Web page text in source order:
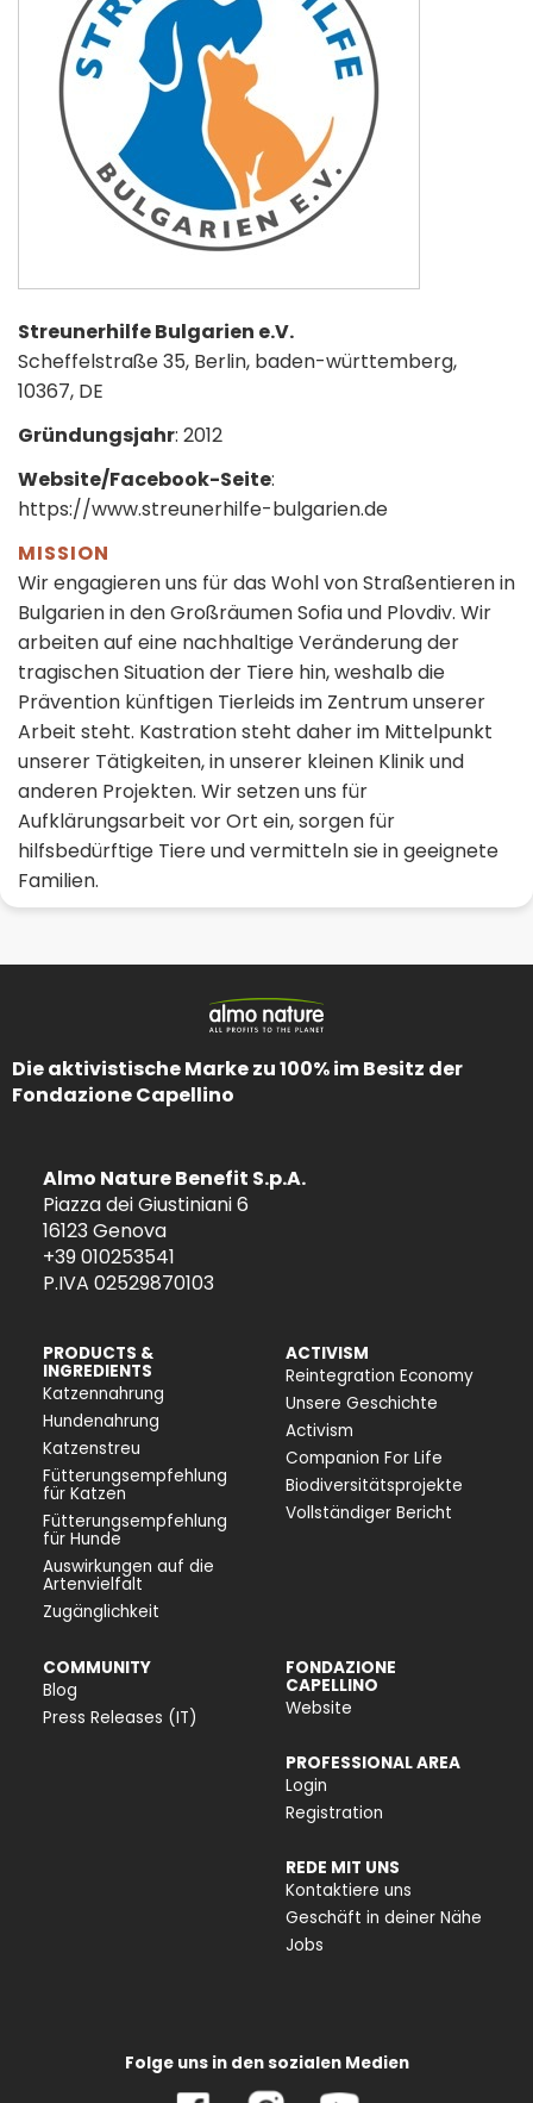
Streunerhilfe Bulgarien e.V.
Scheffelstraße 35, Berlin, baden-württemberg,
10367, DE
Gründungsjahr: 2012
Website/Facebook-Seite:
https://www.streunerhilfe-bulgarien.de
MISSION
Wir engagieren uns für das Wohl von Straßentieren in
Bulgarien in den Großräumen Sofia und Plovdiv. Wir
arbeiten auf eine nachhaltige Veränderung der
tragischen Situation der Tiere hin, weshalb die
Prävention künftigen Tierleids im Zentrum unserer
Arbeit steht. Kastration steht daher im Mittelpunkt
unserer Tätigkeiten, in unserer kleinen Klinik und
anderen Projekten. Wir setzen uns für
Aufklärungsarbeit vor Ort ein, sorgen für
hilfsbedürftige Tiere und vermitteln sie in geeignete
Familien.
Die aktivistische Marke zu 100% im Besitz der
Fondazione Capellino
Almo Nature Benefit S.p.A.
Piazza dei Giustiniani 6
16123 Genova
+39 010253541
P.IVA 02529870103
PRODUCTS &
INGREDIENTS
Katzennahrung
Hundenahrung
Katzenstreu
Fütterungsempfehlung
für Katzen
Fütterungsempfehlung
für Hunde
Auswirkungen auf die
Artenvielfalt
Zugänglichkeit
ACTIVISM
Reintegration Economy
Unsere Geschichte
Activism
Companion For Life
Biodiversitätsprojekte
Vollständiger Bericht
COMMUNITY
Blog
Press Releases (IT)
FONDAZIONE
CAPELLINO
Website
PROFESSIONAL AREA
Login
Registration
REDE MIT UNS
Kontaktiere uns
Geschäft in deiner Nähe
Jobs
Folge uns in den sozialen Medien